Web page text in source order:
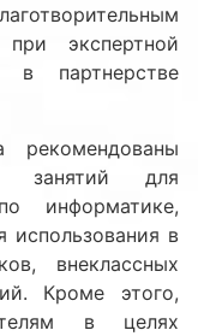
экспертной
партнерстве
занятий для
информатике,
использования в
внеклассных
Кроме этого,
в целях